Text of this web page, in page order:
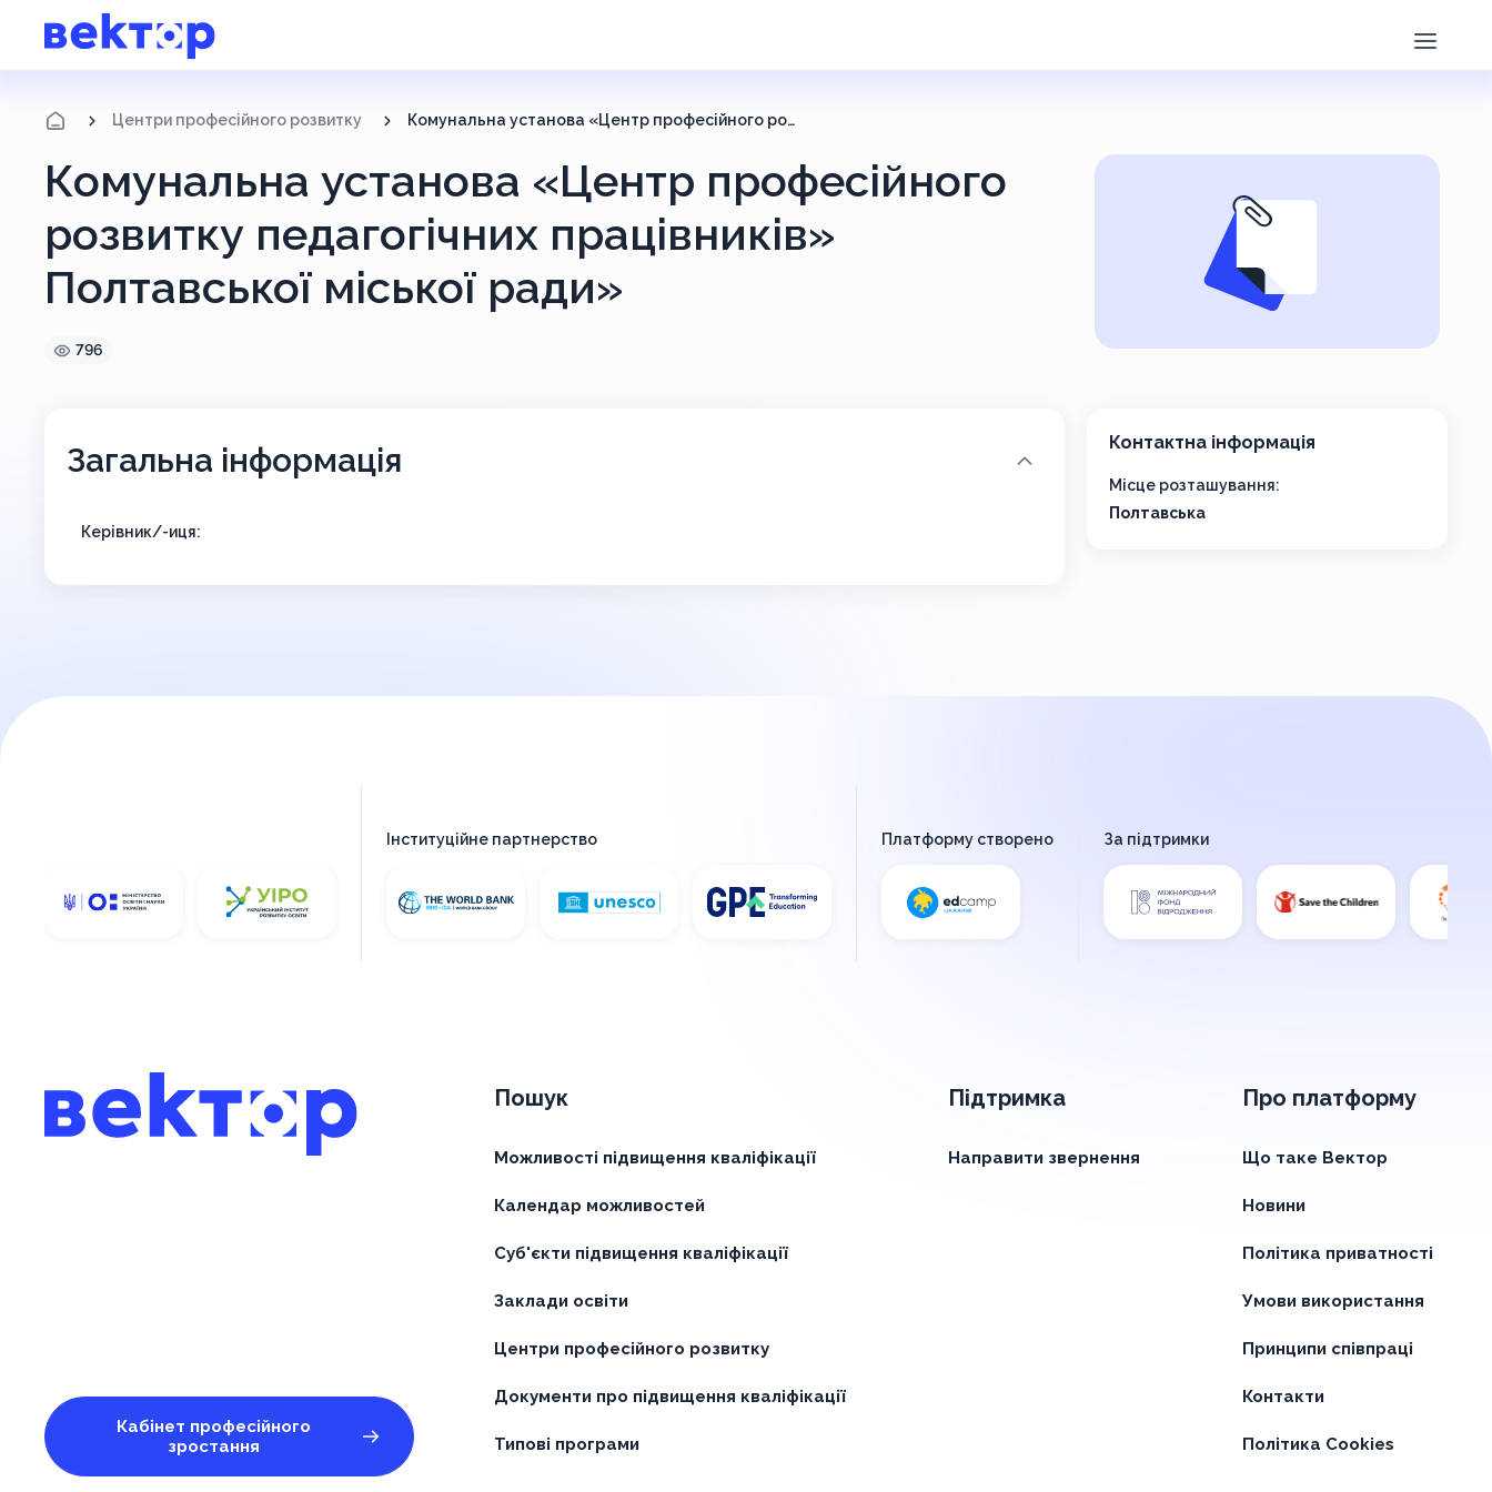
Центри професійного розвитку Комунальна установа «Центр професійного розвитку педагогічних працівників» Полтавської міської ради»
Комунальна установа «Центр професійного
розвитку педагогічних працівників»
Полтавської міської ради»
796
Загальна інформація
Керівник/-иця:
Контактна інформація
Місце розташування:
Полтавська
Кабінет професійного
зростання
Пошук
Можливості підвищення кваліфікації
Календар можливостей
Суб'єкти підвищення кваліфікації
Заклади освіти
Центри професійного розвитку
Документи про підвищення кваліфікації
Типові програми
Підтримка
Направити звернення
Про платформу
Що таке Вектор
Новини
Політика приватності
Умови використання
Принципи співпраці
Контакти
Політика Cookies
Інституційне партнерство Платформу створено За підтримки